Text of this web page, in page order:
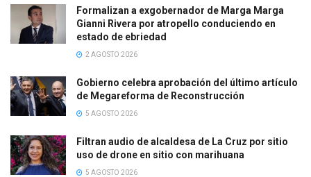
Formalizan a exgobernador de Marga Marga
Gianni Rivera por atropello conduciendo en
estado de ebriedad
2 AGOSTO 2026
Gobierno celebra aprobación del último artículo
de Megareforma de Reconstrucción
5 AGOSTO 2026
Filtran audio de alcaldesa de La Cruz por sitio
uso de drone en sitio con marihuana
5 AGOSTO 2026